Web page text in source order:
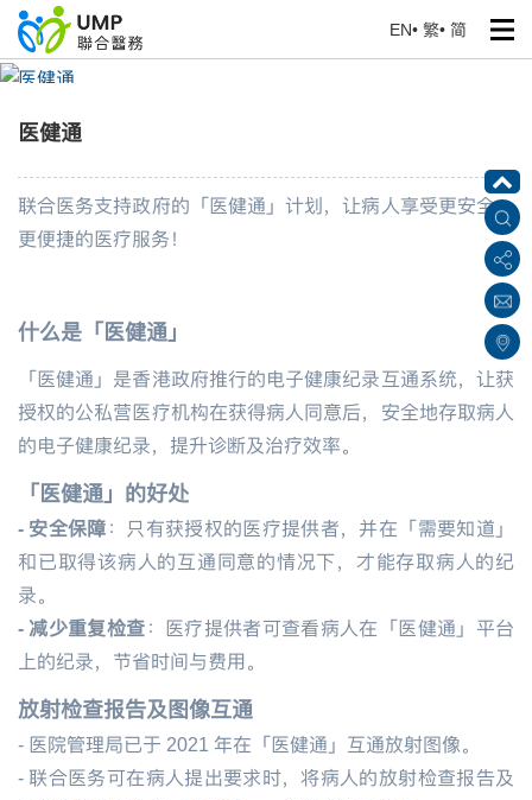
EN• 繁• 简
医健通
医健通
联合医务支持政府的「医健通」计划，让病人享受更安全、
更便捷的医疗服务！
什么是「医健通」
「医健通」是香港政府推行的电子健康纪录互通系统，让获
授权的公私营医疗机构在获得病人同意后，安全地存取病人
的电子健康纪录，提升诊断及治疗效率。
「医健通」的好处
- 安全保障 ：只有获授权的医疗提供者，并在「需要知道」
和已取得该病人的互通同意的情况下，才能存取病人的纪
录。
- 减少重复检查 ：医疗提供者可查看病人在「医健通」平台
上的纪录，节省时间与费用。
放射检查报告及图像互通
- 医院管理局已于 2021 年在「医健通」互通放射图像。
- 联合医务可在病人提出要求时，将病人的放射检查报告及